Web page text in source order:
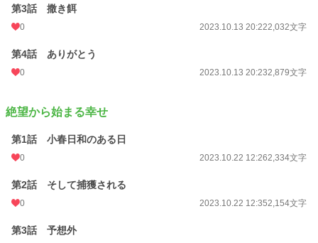
第3話 撒き餌
0 2023.10.13 20:222,032文字
第4話 ありがとう
0 2023.10.13 20:232,879文字
絶望から始まる幸せ
第1話 小春日和のある日
0 2023.10.22 12:262,334文字
第2話 そして捕獲される
0 2023.10.22 12:352,154文字
第3話 予想外